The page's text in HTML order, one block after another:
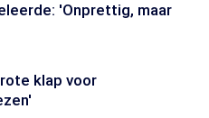
'Onprettig, maar
klap voor